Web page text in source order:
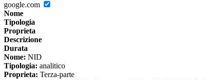
google.com
Nome
Tipologia
Proprieta
Descrizione
Durata
Nome: NID
Tipologia: analitico
Proprieta: Terza-parte